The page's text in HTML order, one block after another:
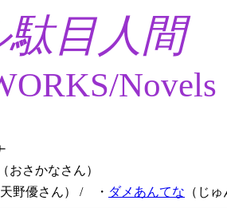
駄目人間
Novels
（おさかなさん）
天野優さん） / ・ ダメあんてな （じ